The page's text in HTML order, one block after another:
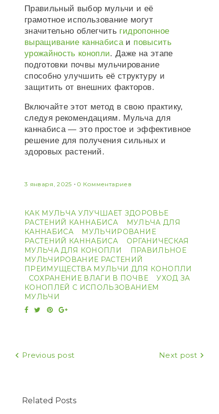
Правильный выбор мульчи и её
грамотное использование могут
значительно облегчить гидропонное
выращивание каннабиса и повысить
урожайность конопли. Даже на этапе
подготовки почвы мульчирование
способно улучшить её структуру и
защитить от внешних факторов.
Включайте этот метод в свою практику,
следуя рекомендациям. Мульча для
каннабиса — это простое и эффективное
решение для получения сильных и
здоровых растений.
3 января, 2025 0 Комментариев
КАК МУЛЬЧА УЛУЧШАЕТ ЗДОРОВЬЕ
РАСТЕНИЙ КАННАБИСА
МУЛЬЧА ДЛЯ
КАННАБИСА
МУЛЬЧИРОВАНИЕ
РАСТЕНИЙ КАННАБИСА
ОРГАНИЧЕСКАЯ
МУЛЬЧА ДЛЯ КОНОПЛИ
ПРАВИЛЬНОЕ
МУЛЬЧИРОВАНИЕ РАСТЕНИЙ
ПРЕИМУЩЕСТВА МУЛЬЧИ ДЛЯ КОНОПЛИ
СОХРАНЕНИЕ ВЛАГИ В ПОЧВЕ
УХОД ЗА
КОНОПЛЕЙ С ИСПОЛЬЗОВАНИЕМ
МУЛЬЧИ
Facebook
TwitterPinterestGoogle+
Навигация
Previous post Next post
Related Posts